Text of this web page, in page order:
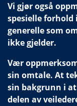
Vi gjør også
spesielle forhold
generelle som
ikke gjelder.
Vær
sin omtale. At
sin bakgrunn i
delen av